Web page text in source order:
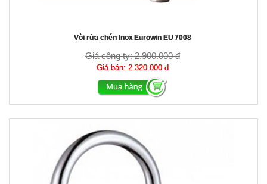
Vòi rửa chén Inox Eurowin EU 7008
Giá công ty:2.900.000 đ
Giá bán: 2.320.000 đ